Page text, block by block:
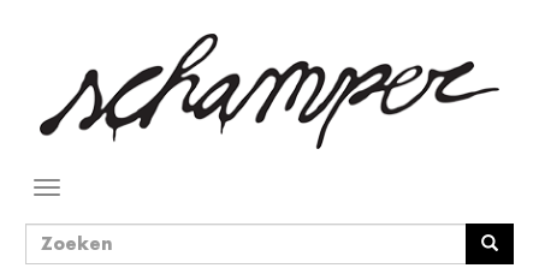
inhoud
Navigatie
Zoekveld